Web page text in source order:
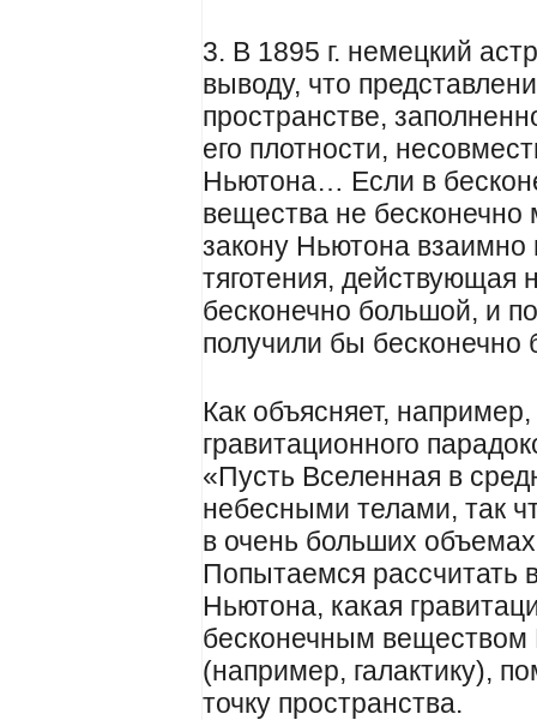
3. В 1895 г. немецкий
выводу, что
пространстве,
его плотности,
Ньютона… Если в
вещества не
закону Ньютона взаимно
тяготения,
бесконечно большой, и
получили бы бесконечно
Как объясняет,
гравитационного
«Пусть Вселенная в
небесными телами, так
в очень больших
Попытаемся рассчитать
Ньютона, какая
бесконечным веществом
(например, галактику),
точку пространства.